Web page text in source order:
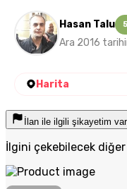
Hasan Talu
Ara 2016
Harita
İlan ile ilgili şikayetim var
İlgini çekebilecek